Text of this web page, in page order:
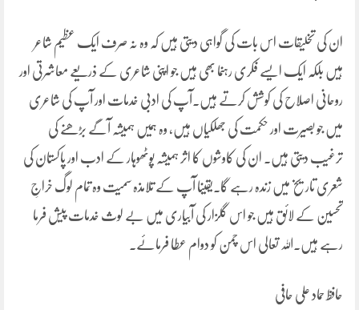
ان کی تخلیقات اس بات کی گواہی دیتی ہیں کہ وہ نہ صرف ایک عظیم شاعر
ہیں بلکہ ایک ایسے فکری رہنما بھی ہیں جو اپنی شاعری کے ذریعے معاشرتی اور
روحانی اصلاح کی کوشش کرتے ہیں۔آپ کی ادبی خدمات اور آپ کی شاعری
میں جو بصیرت اور حکمت کی جھلکیاں ہیں، وہ ہمیں ہمیشہ آگے بڑھنے کی
ترغیب دیتی ہیں۔ ان کی کاوشوں کا اثر ہمیشہ پوٹھوہار کے ادب اور پاکستان کی
شعری تاریخ میں زندہ رہے گا۔یقینا آپ کے تلامذہ سمیت وہ تمام لوگ خراجِ
تحسین کے لائق ہیں جو اس گلزار کی آبیاری میں بے لوث خدمات پیش فرما
رہے ہیں۔اللہ تعالی اس چمن کو دوام عطا فرمائے۔
حافظ حماد علی حافی